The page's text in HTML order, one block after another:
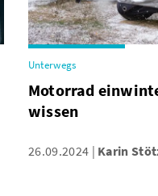
Unterwegs
Motorrad
wissen
26.09.2024 Karin